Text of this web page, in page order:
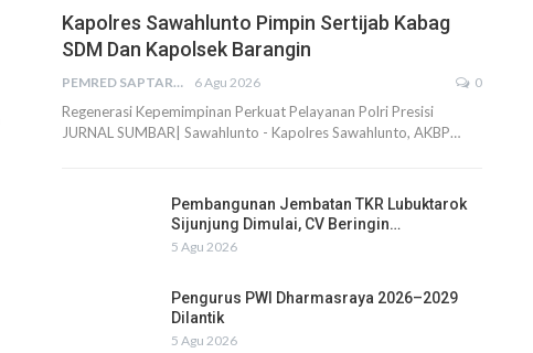
Kapolres Sawahlunto Pimpin Sertijab Kabag
SDM Dan Kapolsek Barangin
PEMRED SAPTARIUS 6 Agu 2026 0
Regenerasi Kepemimpinan Perkuat Pelayanan Polri Presisi
JURNAL SUMBAR| Sawahlunto - Kapolres Sawahlunto, AKBP…
Pembangunan Jembatan TKR Lubuktarok
Sijunjung Dimulai, CV Beringin…
5 Agu 2026
Pengurus PWI Dharmasraya 2026–2029
Dilantik
5 Agu 2026